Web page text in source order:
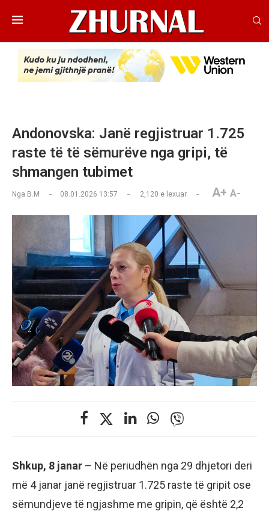
Andonovska: Janë regjistruar 1.725
raste të të sëmurëve nga gripi, të
shmangen tubimet
Nga B.M 08.01.2026 13:57 2,120 e lexuar A+ A-
Shkup, 8 janar – Në periudhën nga 29 dhjetori deri
më 4 janar janë regjistruar 1.725 raste të gripit ose
sëmundjeve të ngjashme me gripin, që është 2,2